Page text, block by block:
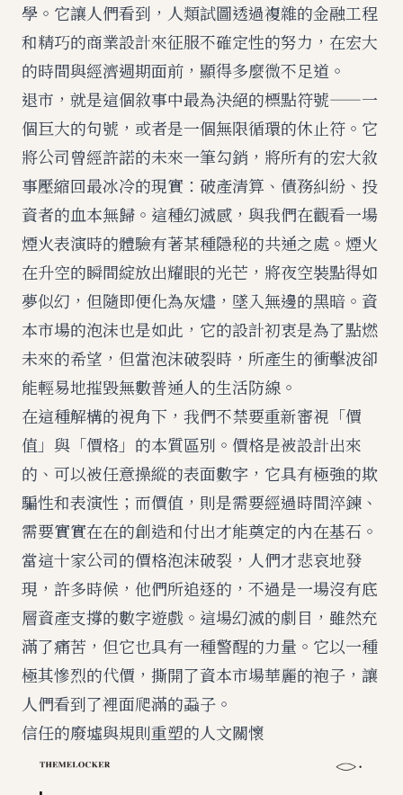
學。它讓人們看到，人類試圖透過複雜的金融工程
和精巧的商業設計來征服不確定性的努力，在宏大
的時間與經濟週期面前，顯得多麼微不足道。
退市，就是這個敘事中最為決絕的標點符號——一
個巨大的句號，或者是一個無限循環的休止符。它
將公司曾經許諾的未來一筆勾銷，將所有的宏大敘
事壓縮回最冰冷的現實：破產清算、債務糾紛、投
資者的血本無歸。這種幻滅感，與我們在觀看一場
煙火表演時的體驗有著某種隱秘的共通之處。煙火
在升空的瞬間綻放出耀眼的光芒，將夜空裝點得如
夢似幻，但隨即便化為灰燼，墜入無邊的黑暗。資
本市場的泡沫也是如此，它的設計初衷是為了點燃
未來的希望，但當泡沫破裂時，所產生的衝擊波卻
能輕易地摧毀無數普通人的生活防線。
在這種解構的視角下，我們不禁要重新審視「價
值」與「價格」的本質區別。價格是被設計出來
的、可以被任意操縱的表面數字，它具有極強的欺
騙性和表演性；而價值，則是需要經過時間淬鍊、
需要實實在在的創造和付出才能奠定的內在基石。
當這十家公司的價格泡沫破裂，人們才悲哀地發
現，許多時候，他們所追逐的，不過是一場沒有底
層資產支撐的數字遊戲。這場幻滅的劇目，雖然充
滿了痛苦，但它也具有一種警醒的力量。它以一種
極其慘烈的代價，撕開了資本市場華麗的袍子，讓
人們看到了裡面爬滿的蝨子。
信任的廢墟與規則重塑的人文關懷